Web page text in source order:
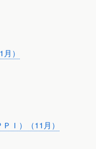
）
Ｉ）（11月）